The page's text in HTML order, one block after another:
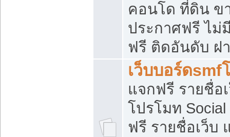
คอนโด ที่ดิน ข
ประกาศฟรี ไม่
ฟรี ติดอันดับ ฝ
เว็บบอร์ดsmf
แจกฟรี รายชื่อ
โปรโมท
ฟรี รายชื่อเว็บ